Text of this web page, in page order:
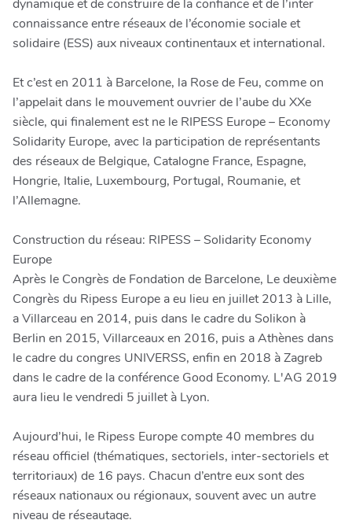
dynamique et de construire de la confiance et de l’inter
connaissance entre réseaux de l’économie sociale et
solidaire (ESS) aux niveaux continentaux et international.
Et c’est en 2011 à Barcelone, la Rose de Feu, comme on
l’appelait dans le mouvement ouvrier de l’aube du XXe
siècle, qui finalement est ne le RIPESS Europe – Economy
Solidarity Europe, avec la participation de représentants
des réseaux de Belgique, Catalogne France, Espagne,
Hongrie, Italie, Luxembourg, Portugal, Roumanie, et
l’Allemagne.
Construction du réseau: RIPESS – Solidarity Economy
Europe
Après le Congrès de Fondation de Barcelone, Le deuxième
Congrès du Ripess Europe a eu lieu en juillet 2013 à Lille,
a Villarceau en 2014, puis dans le cadre du Solikon à
Berlin en 2015, Villarceaux en 2016, puis a Athènes dans
le cadre du congres UNIVERSS, enfin en 2018 à Zagreb
dans le cadre de la conférence Good Economy. L'AG 2019
aura lieu le vendredi 5 juillet à Lyon.
Aujourd’hui, le Ripess Europe compte 40 membres du
réseau officiel (thématiques, sectoriels, inter-sectoriels et
territoriaux) de 16 pays. Chacun d’entre eux sont des
réseaux nationaux ou régionaux, souvent avec un autre
niveau de réseautage.